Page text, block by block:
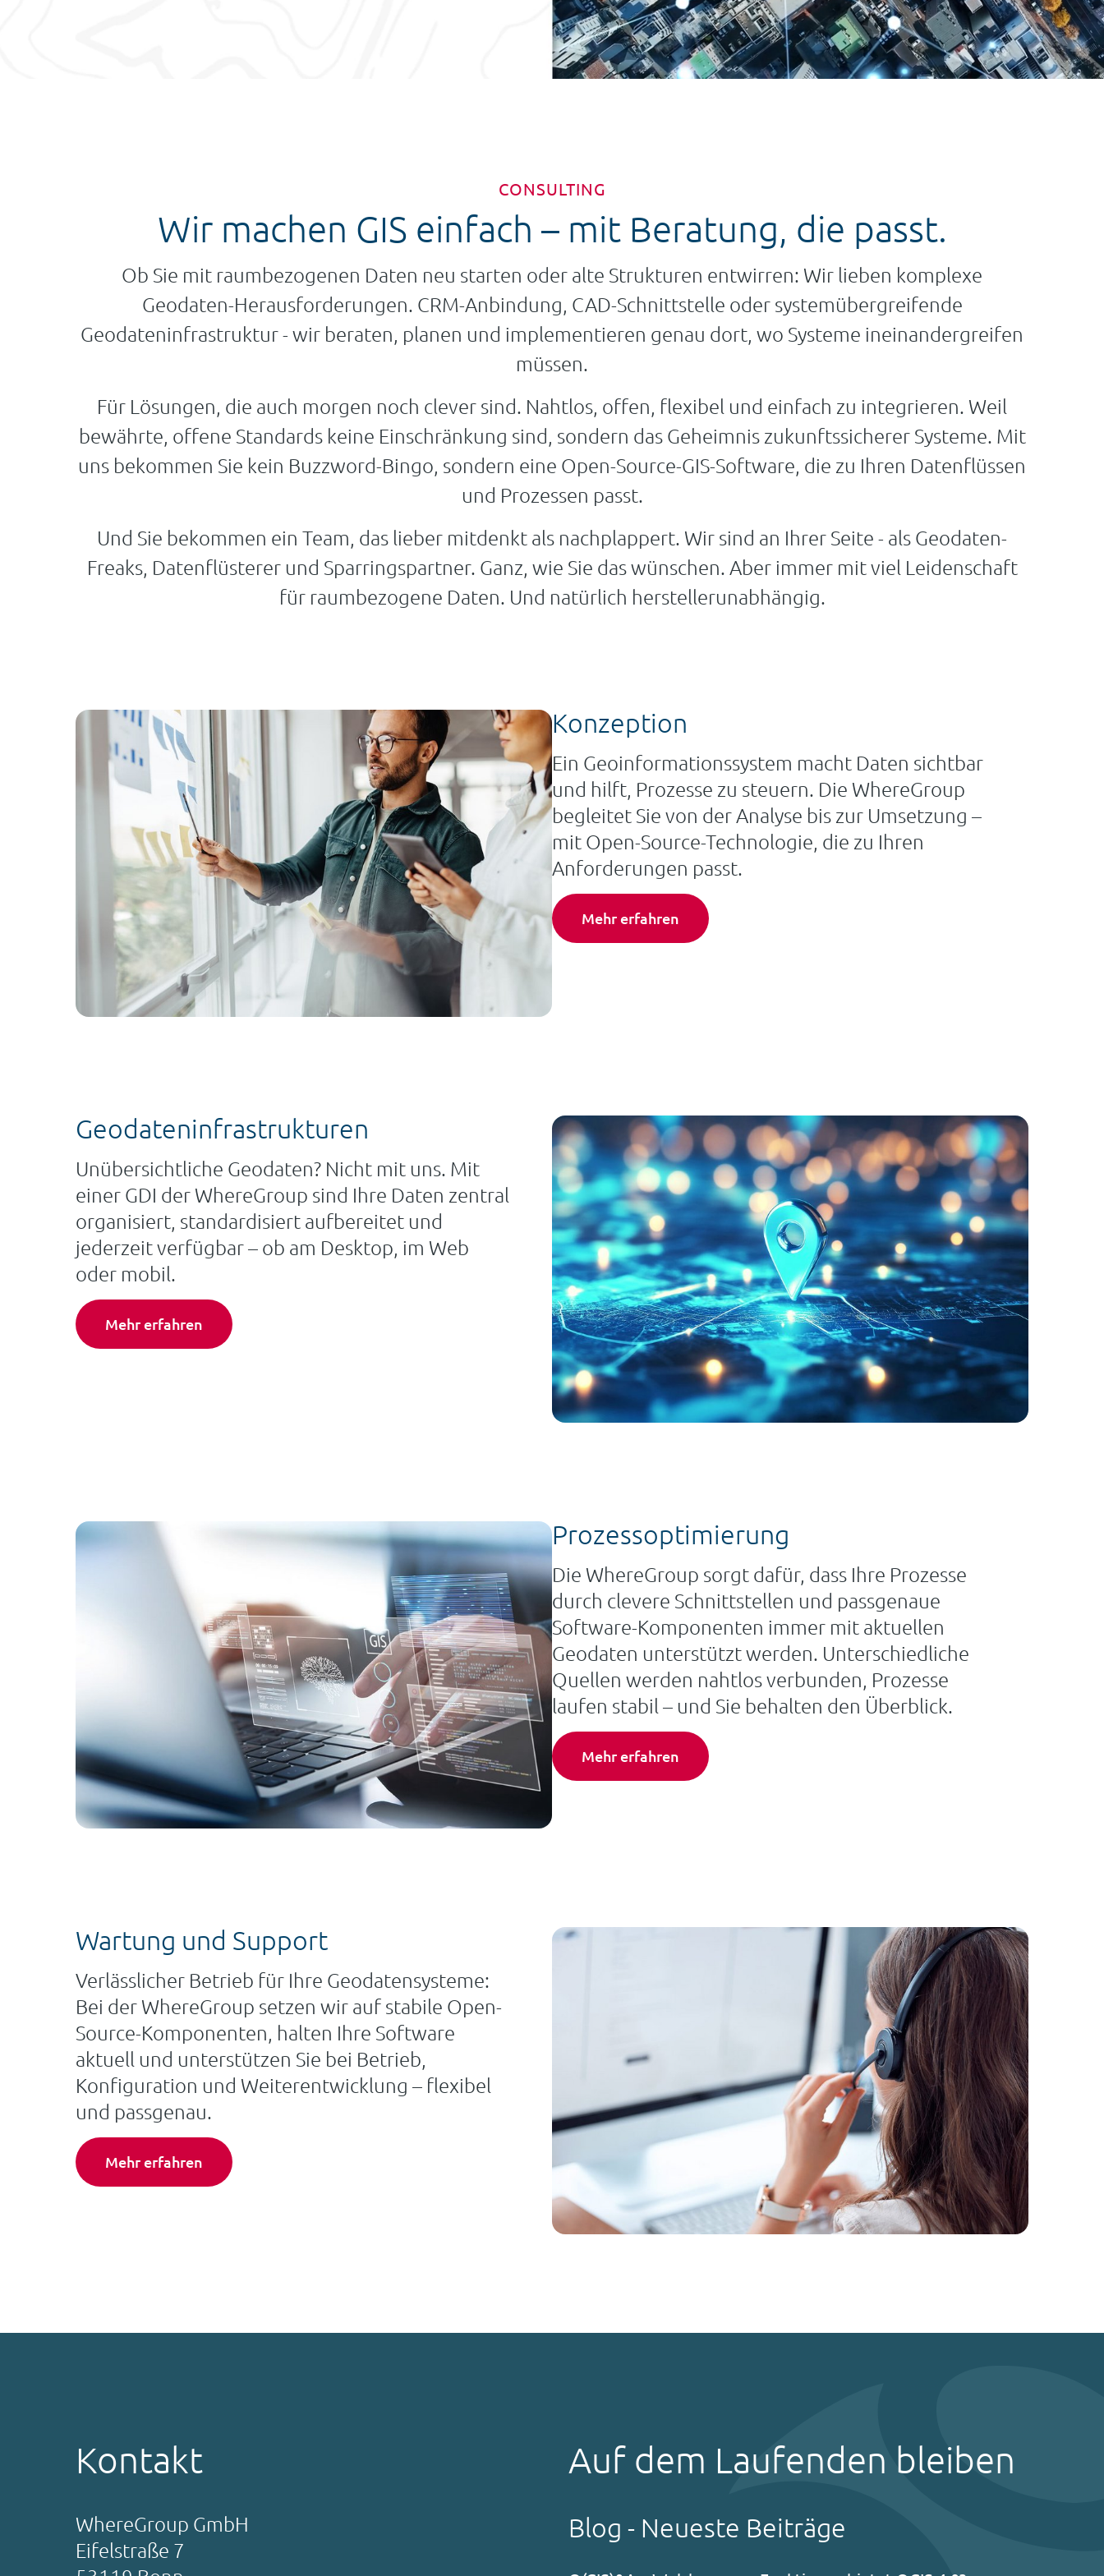
CONSULTING
Wir machen GIS einfach – mit Beratung, die passt.
Ob Sie mit raumbezogenen Daten neu starten oder alte Strukturen entwirren: Wir lieben komplexe
Geodaten-Herausforderungen. CRM-Anbindung, CAD-Schnittstelle oder systemübergreifende
Geodateninfrastruktur - wir beraten, planen und implementieren genau dort, wo Systeme ineinandergreifen
müssen.
Für Lösungen, die auch morgen noch clever sind. Nahtlos, offen, flexibel und einfach zu integrieren. Weil
bewährte, offene Standards keine Einschränkung sind, sondern das Geheimnis zukunftssicherer Systeme. Mit
uns bekommen Sie kein Buzzword-Bingo, sondern eine Open-Source-GIS-Software, die zu Ihren Datenflüssen
und Prozessen passt.
Und Sie bekommen ein Team, das lieber mitdenkt als nachplappert. Wir sind an Ihrer Seite - als Geodaten-
Freaks, Datenflüsterer und Sparringspartner. Ganz, wie Sie das wünschen. Aber immer mit viel Leidenschaft
für raumbezogene Daten. Und natürlich herstellerunabhängig.
Konzeption
Ein Geoinformationssystem macht Daten sichtbar
und hilft, Prozesse zu steuern. Die WhereGroup
begleitet Sie von der Analyse bis zur Umsetzung –
mit Open-Source-Technologie, die zu Ihren
Anforderungen passt.
Mehr erfahren
Geodateninfrastrukturen
Unübersichtliche Geodaten? Nicht mit uns. Mit
einer GDI der WhereGroup sind Ihre Daten zentral
organisiert, standardisiert aufbereitet und
jederzeit verfügbar – ob am Desktop, im Web
oder mobil.
Mehr erfahren
Prozessoptimierung
Die WhereGroup sorgt dafür, dass Ihre Prozesse
durch clevere Schnittstellen und passgenaue
Software-Komponenten immer mit aktuellen
Geodaten unterstützt werden. Unterschiedliche
Quellen werden nahtlos verbunden, Prozesse
laufen stabil – und Sie behalten den Überblick.
Mehr erfahren
Wartung und Support
Verlässlicher Betrieb für Ihre Geodatensysteme:
Bei der WhereGroup setzen wir auf stabile Open-
Source-Komponenten, halten Ihre Software
aktuell und unterstützen Sie bei Betrieb,
Konfiguration und Weiterentwicklung – flexibel
und passgenau.
Mehr erfahren
Kontakt
WhereGroup GmbH
Eifelstraße 7
Auf dem Laufenden bleiben
Blog - Neueste Beiträge